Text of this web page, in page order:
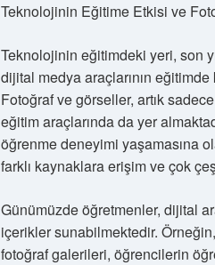
Teknolojinin Eğitime Etkisi ve
Teknolojinin eğitimdeki yeri, son
dijital medya araçlarının
Fotoğraf ve görseller, artık
eğitim araçlarında da yer
öğrenme deneyimi yaşamasına
farklı kaynaklara erişim ve çok
Günümüzde öğretmenler, dijital
içerikler sunabilmektedir.
fotoğraf galerileri, öğrencilerin